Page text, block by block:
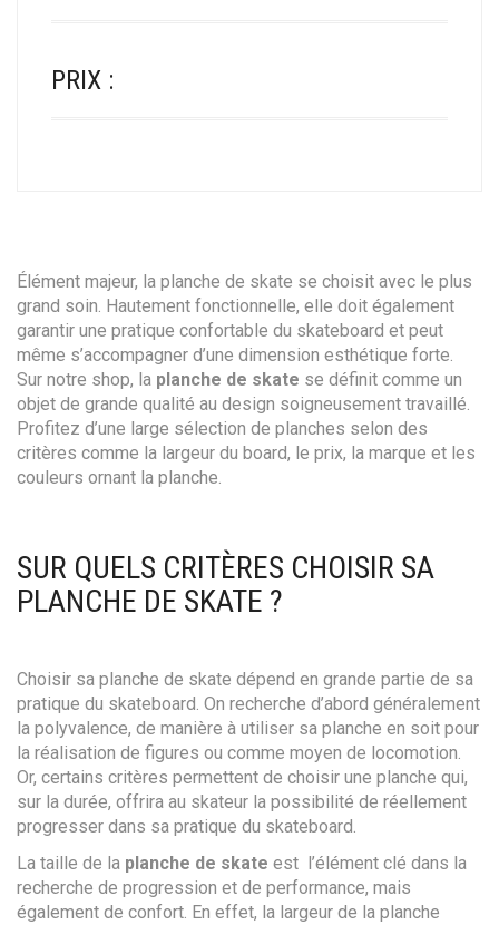
PRIX :
Élément majeur, la planche de skate se choisit avec le plus
grand soin. Hautement fonctionnelle, elle doit également
garantir une pratique confortable du skateboard et peut
même s’accompagner d’une dimension esthétique forte.
Sur notre shop, la planche de skate se définit comme un
objet de grande qualité au design soigneusement travaillé.
Profitez d’une large sélection de planches selon des
critères comme la largeur du board, le prix, la marque et les
couleurs ornant la planche.
SUR QUELS CRITÈRES CHOISIR SA
PLANCHE DE SKATE ?
Choisir sa planche de skate dépend en grande partie de sa
pratique du skateboard. On recherche d’abord généralement
la polyvalence, de manière à utiliser sa planche en soit pour
la réalisation de figures ou comme moyen de locomotion.
Or, certains critères permettent de choisir une planche qui,
sur la durée, offrira au skateur la possibilité de réellement
progresser dans sa pratique du skateboard.
La taille de la planche de skate est l’élément clé dans la
recherche de progression et de performance, mais
également de confort. En effet, la largeur de la planche